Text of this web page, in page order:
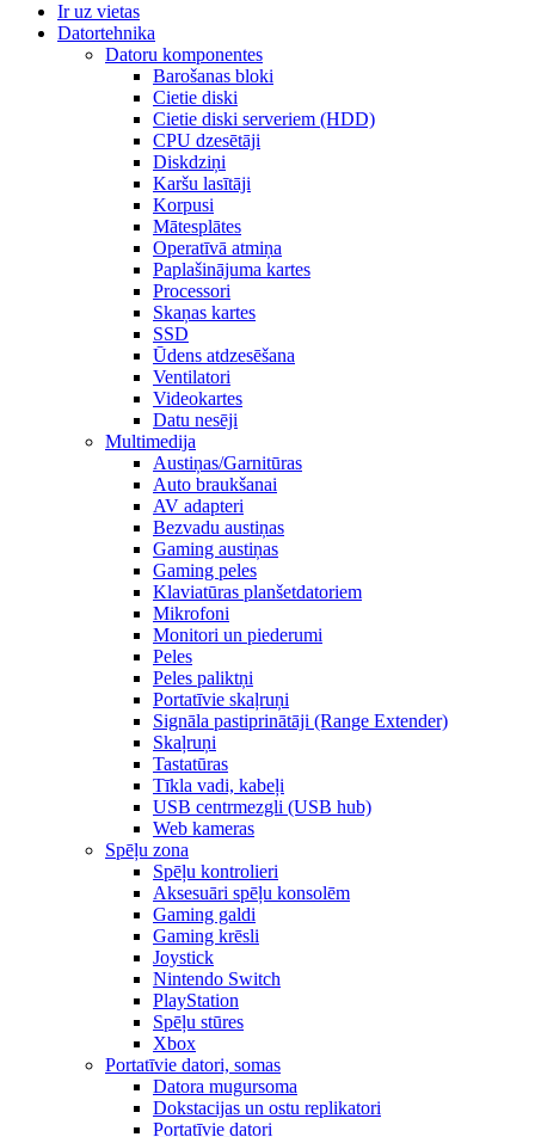
Ir uz vietas
Datortehnika
Datoru komponentes
Barošanas bloki
Cietie diski
Cietie diski serveriem (HDD)
CPU dzesētāji
Diskdziņi
Karšu lasītāji
Korpusi
Mātesplātes
Operatīvā atmiņa
Paplašinājuma kartes
Processori
Skaņas kartes
SSD
Ūdens atdzesēšana
Ventilatori
Videokartes
Datu nesēji
Multimedija
Austiņas/Garnitūras
Auto braukšanai
AV adapteri
Bezvadu austiņas
Gaming austiņas
Gaming peles
Klaviatūras planšetdatoriem
Mikrofoni
Monitori un piederumi
Peles
Peles paliktņi
Portatīvie skaļruņi
Signāla pastiprinātāji (Range Extender)
Skaļruņi
Tastatūras
Tīkla vadi, kabeļi
USB centrmezgli (USB hub)
Web kameras
Spēļu zona
Spēļu kontrolieri
Aksesuāri spēļu konsolēm
Gaming galdi
Gaming krēsli
Joystick
Nintendo Switch
PlayStation
Spēļu stūres
Xbox
Portatīvie datori, somas
Datora mugursoma
Dokstacijas un ostu replikatori
Portatīvie datori